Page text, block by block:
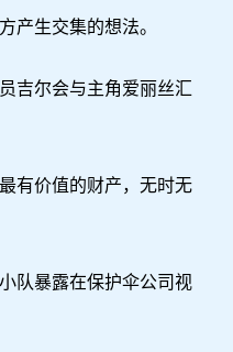
生交集的想法。
尔会与主角爱丽丝汇
价值的财产，无时无
暴露在保护伞公司视